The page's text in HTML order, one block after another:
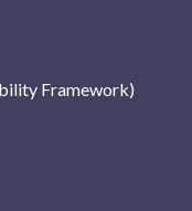
Framework)